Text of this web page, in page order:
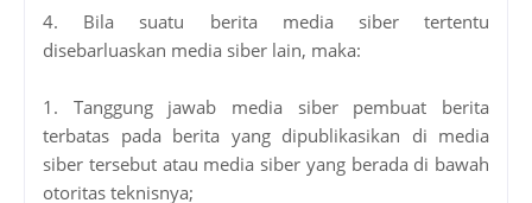
4. Bila suatu berita media siber tertentu
disebarluaskan media siber lain, maka:
1. Tanggung jawab media siber pembuat berita
terbatas pada berita yang dipublikasikan di media
siber tersebut atau media siber yang berada di bawah
otoritas teknisnya;